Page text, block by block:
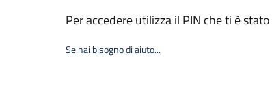
Per accedere utilizza il PIN che ti è
Se hai bisogno di aiuto...